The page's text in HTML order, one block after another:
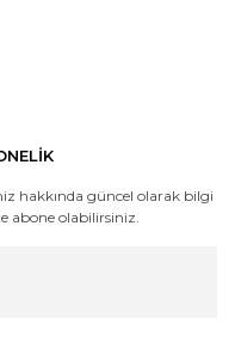
hakkında güncel olarak bilgi
abone olabilirsiniz.